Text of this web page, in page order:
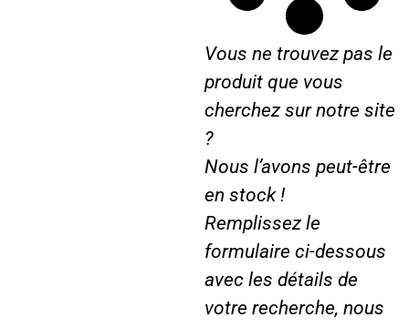
r
F
O
R
D
2
1
0
4
6
0
Vous ne trouvez pas le
produit que vous
cherchez sur notre site
?
Nous l’avons peut-être
en stock !
Remplissez le
formulaire ci-dessous
avec les détails de
votre recherche, nous